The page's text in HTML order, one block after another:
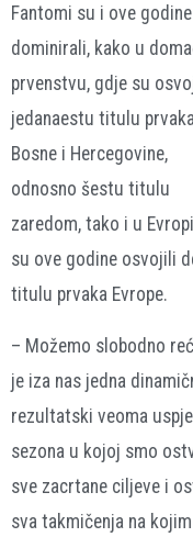
Fantomi su i ove godine
dominirali, kako u
prvenstvu, gdje su
jedanaestu titulu
Bosne i Hercegovine,
odnosno šestu titulu
zaredom, tako i u
su ove godine osvojili
titulu prvaka Evrope.
– Možemo slobodno
je iza nas jedna
rezultatski veoma
sezona u kojoj smo
sve zacrtane ciljeve i
sva takmičenja na